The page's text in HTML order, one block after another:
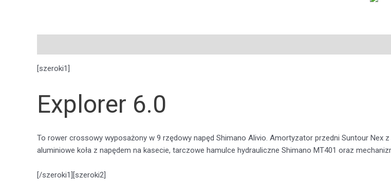
[szeroki1]
Explorer 6.0
To rower crossowy wyposażony w 9 rzędowy napęd Shimano Alivio. Amortyzator przedni Suntour Nex
aluminiowe koła z napędem na kasecie, tarczowe hamulce hydrauliczne Shimano MT401 oraz
[/szeroki1][szeroki2]